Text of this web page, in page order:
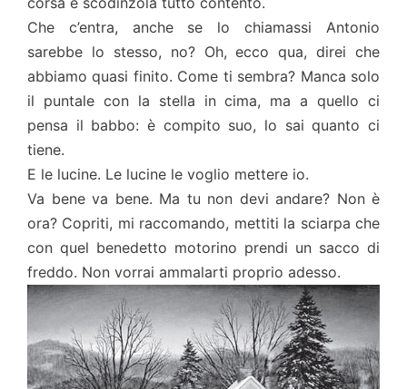
Che c’entra, anche se lo chiamassi Antonio
sarebbe lo stesso, no? Oh, ecco qua, direi che
abbiamo quasi finito. Come ti sembra? Manca solo
il puntale con la stella in cima, ma a quello ci
pensa il babbo: è compito suo, lo sai quanto ci
tiene.
E le lucine. Le lucine le voglio mettere io.
Va bene va bene. Ma tu non devi andare? Non è
ora? Copriti, mi raccomando, mettiti la sciarpa che
con quel benedetto motorino prendi un sacco di
freddo. Non vorrai ammalarti proprio adesso.